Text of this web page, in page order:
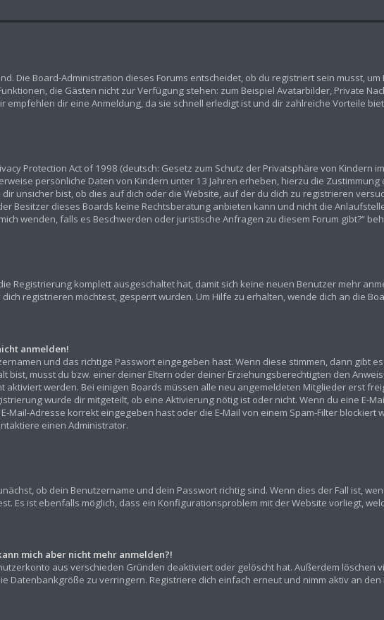
Die Board-Administration dieses Forums entscheidet, ob du registriert sein musst,
die Gästen nicht zur Verfügung stehen: zum Beispiel Avatarbilder, Private
empfehlen dir eine Anmeldung, da sie schnell erledigt ist und dir zahlreiche Vorteile
Protection Act of 1998 (deutsch: Gesetz zum Schutz der Privatsphäre von Kindern
persönliche Daten von Kindern unter 13 Jahren erheben, hierzu die
unsicher bist, ob dies auf dich oder die Website, auf der du dich zu registrieren
Besitzer dieses Boards keine Rechtsberatung anbieten kann und nicht die
wenden, falls es Beschwerden oder juristische Anfragen zu diesem Forum gibt?“
Registrierung komplett ausgeschaltet hat, damit sich keine neuen Benutzer mehr
registrieren möchtest, gesperrt wurden. Um Hilfe zu erhalten, wende dich an die
anmelden!
und das richtige Passwort eingegeben hast. Wenn diese stimmen, dann gibt
bist, musst du bzw. einer deiner Eltern oder deiner Erziehungsberechtigten den
aktiviert werden. Bei einigen Boards müssen alle neu angemeldeten Mitglieder erst
wurde dir mitgeteilt, ob eine Aktivierung nötig ist oder nicht. Wenn du eine E-
Mail-Adresse korrekt eingegeben hast oder die E-Mail von einem Spam-Filter blockiert
einen Administrator.
ob dein Benutzername und dein Passwort richtig sind. Wenn dies der Fall ist,
Es ist ebenfalls möglich, dass ein Konfigurationsproblem mit der Website vorliegt,
mich aber nicht mehr anmelden?!
aus verschieden Gründen deaktiviert oder gelöscht hat. Außerdem löschen
Datenbankgröße zu verringern. Registriere dich einfach erneut und nimm aktiv an den